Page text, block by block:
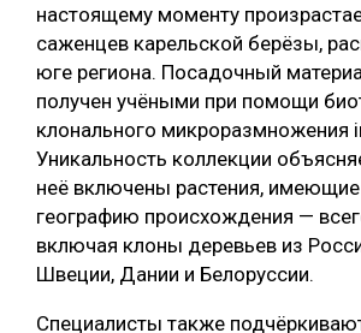
настоящему моменту
саженцев карельской берёзы,
юге региона. Посадочный
получен учёными при помощи
клонального микроразмножения
Уникальность коллекции
неё включены растения,
географию происхождения —
включая клоны деревьев из
Швеции, Дании и Белоруссии.
Специалисты также